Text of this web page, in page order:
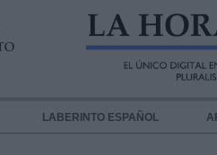
LABERINTO ESPAÑOL